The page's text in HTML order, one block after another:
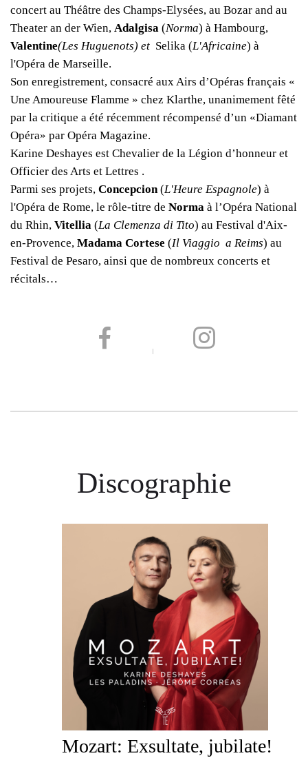
concert au Théâtre des Champs-Elysées, au Bozar and au
Theater an der Wien, Adalgisa (Norma) à Hambourg,
Valentine(Les Huguenots) et Selika (L'Africaine) à
l'Opéra de Marseille.
Son enregistrement, consacré aux Airs d’Opéras français «
Une Amoureuse Flamme » chez Klarthe, unanimement fêté
par la critique a été récemment récompensé d’un «Diamant
Opéra» par Opéra Magazine.
Karine Deshayes est Chevalier de la Légion d’honneur et
Officier des Arts et Lettres .
Parmi ses projets, Concepcion(L'Heure Espagnole) à
l'Opéra de Rome, le rôle-titre de Norma à l’Opéra National
du Rhin, Vitellia (La Clemenza di Tito) au Festival d'Aix-
en-Provence, Madama Cortese (Il Viaggio a Reims) au
Festival de Pesaro, ainsi que de nombreux concerts et
récitals…
Discographie
Mozart: Exsultate, jubilate!